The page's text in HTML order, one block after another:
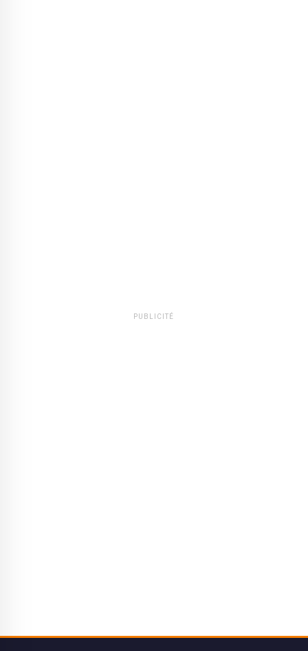
PUBLICITÉ